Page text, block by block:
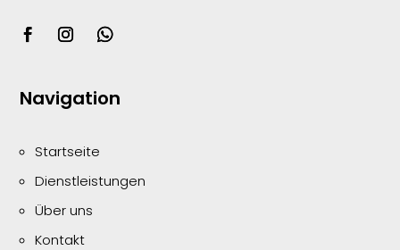
Navigation
Startseite
Dienstleistungen
Über uns
Kontakt